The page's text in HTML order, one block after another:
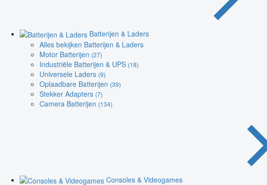
Batterijen & Laders
Alles bekijken Batterijen & Laders
Motor Batterijen (27)
Industriële Batterijen & UPS (18)
Universele Laders (9)
Oplaadbare Batterijen (39)
Stekker Adapters (7)
Camera Batterijen (134)
Consoles & Videogames